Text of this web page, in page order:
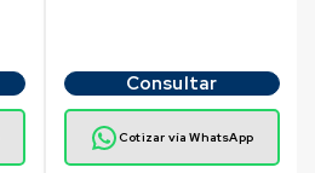
Consultar
Cotizar vía WhatsApp